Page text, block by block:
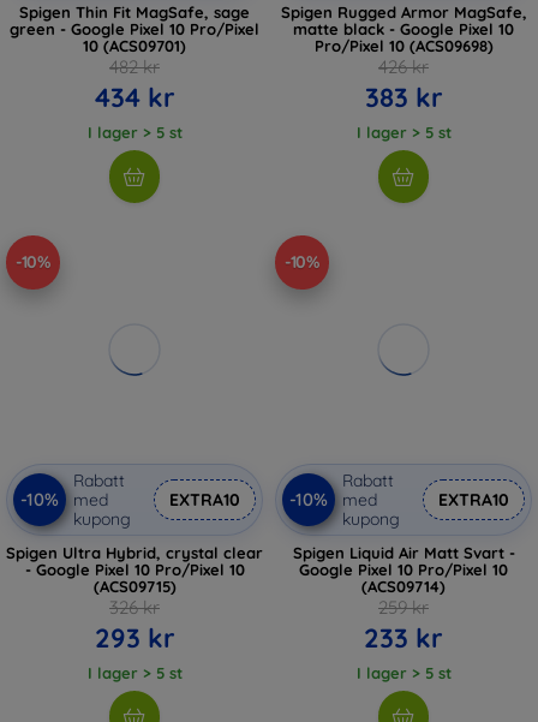
Spigen Thin Fit MagSafe, sage
green - Google Pixel 10 Pro/Pixel
10 (ACS09701)
482 kr
434 kr
I lager > 5 st
Spigen Rugged Armor MagSafe,
matte black - Google Pixel 10
Pro/Pixel 10 (ACS09698)
426 kr
383 kr
I lager > 5 st
-10%
-10%
Rabatt
med
kupong
EXTRA10
Spigen Ultra Hybrid, crystal clear
- Google Pixel 10 Pro/Pixel 10
(ACS09715)
326 kr
293 kr
I lager > 5 st
-10%
-10%
Rabatt
med
kupong
EXTRA10
Spigen Liquid Air Matt Svart -
Google Pixel 10 Pro/Pixel 10
(ACS09714)
259 kr
233 kr
I lager > 5 st